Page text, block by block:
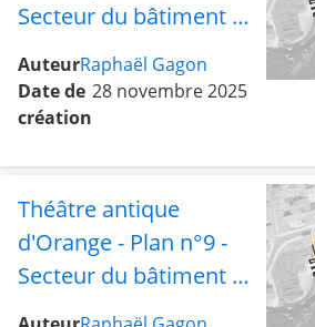
Secteur du bâtiment de
scène avec le bas de la
cavea
AuteurRaphaël Gagon
Date de
création
28 novembre 2025
Théâtre antique
d'Orange - Plan n°9 -
Secteur du bâtiment de
scène avec le bas de la